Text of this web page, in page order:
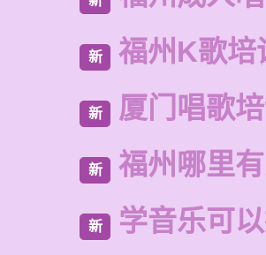
新 福州K歌培
新 厦门唱歌
新 福州哪里
新 学音乐可